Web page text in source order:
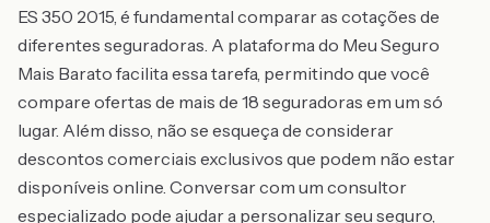
ES 350 2015, é fundamental comparar as cotações de
diferentes seguradoras. A plataforma do Meu Seguro
Mais Barato facilita essa tarefa, permitindo que você
compare ofertas de mais de 18 seguradoras em um só
lugar. Além disso, não se esqueça de considerar
descontos comerciais exclusivos que podem não estar
disponíveis online. Conversar com um consultor
especializado pode ajudar a personalizar seu seguro,